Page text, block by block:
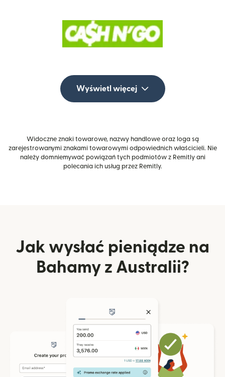
Wyświetl więcej
Widoczne znaki towarowe, nazwy handlowe oraz loga są
zarejestrowanymi znakami towarowymi odpowiednich właścicieli. Nie
należy domniemywać powiązań tych podmiotów z Remitly ani
polecania ich usług przez Remitly.
Jak wysłać pieniądze na
Bahamy z Australii?